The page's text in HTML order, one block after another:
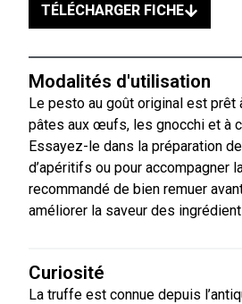
TÉLÉCHARGER FICHE
Modalités d'utilisation
Le pesto au goût original est prêt
pâtes aux œufs, les gnocchi et à
Essayez-le dans la préparation
d’apéritifs ou pour accompagner
recommandé de bien remuer
améliorer la saveur des
Curiosité
La truffe est connue depuis